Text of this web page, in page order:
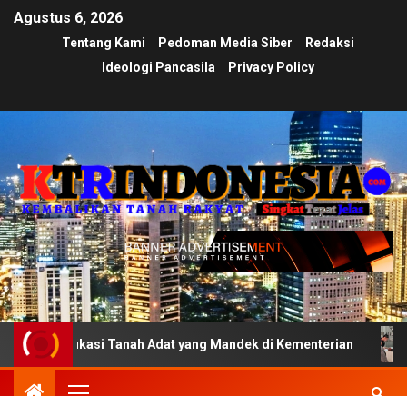
Agustus 6, 2026
Tentang Kami Pedoman Media Siber
Redaksi
Ideologi Pancasila
Privacy Policy
Tanah Adat yang Mandek di Kementerian Ujian